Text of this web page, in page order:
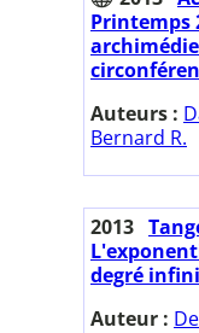
Printemps
Auteurs :
Bernard R.
2013
degré
Auteur :